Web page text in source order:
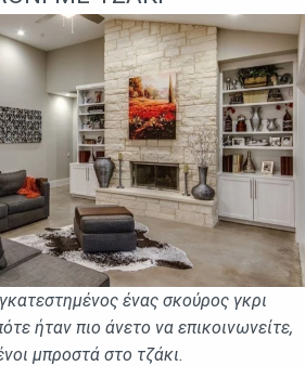
ένας σκούρος γκρι
ήταν πιο άνετο να επικοινωνείτε,
μπροστά στο τζάκι.